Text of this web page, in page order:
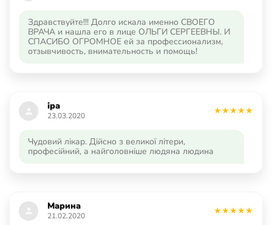
Здравствуйте!!! Долго искала именно СВОЕГО
ВРАЧА и нашла его в лице ОЛЬГИ СЕРГЕЕВНЫ. И
СПАСИБО ОГРОМНОЕ ей за профессионализм,
отзывчивость, внимательность и помощь!
Чудовий лікар. Дійсно з великої літери,
професійний, а найголовніше людяна людина
23.03.2020
іра
21.02.2020
Марина